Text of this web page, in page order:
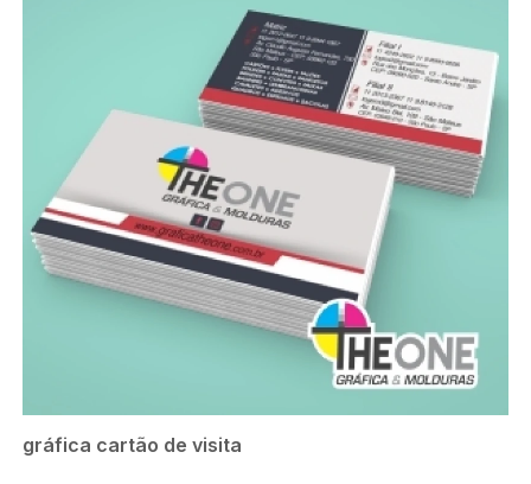
gráfica cartão de visita